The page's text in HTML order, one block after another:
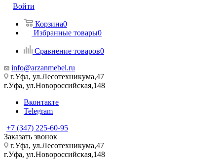
Войти
Корзина0
Избранные товары0
Сравнение товаров0
info@arzanmebel.ru
г.Уфа, ул.Лесотехникума,47
г.Уфа, ул.Новороссийская,148
Вконтакте
Telegram
+7 (347) 225-60-95
Заказать звонок
г.Уфа, ул.Лесотехникума,47
г.Уфа, ул.Новороссийская,148